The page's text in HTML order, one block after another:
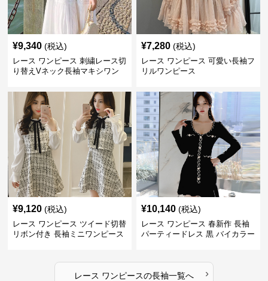
¥9,340 (税込)
レース ワンピース 刺繍レース切
り替えVネック長袖マキシワン
¥7,280 (税込)
レース ワンピース 可愛い長袖フ
リルワンピース
¥9,120 (税込)
レース ワンピース ツイード切替
リボン付き 長袖ミニワンピース
¥10,140 (税込)
レース ワンピース 春新作 長袖
パーティードレス 黒 バイカラー
レース ワンピースの長袖一覧へ ›